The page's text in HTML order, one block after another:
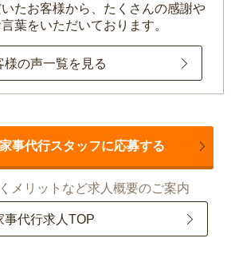
たお客様から、 たくさんの感謝や
葉をいただいております。
様の声一覧を見る
事代行スタッフに応募する
メリットなど求人概要のご案内
事代行求人TOP